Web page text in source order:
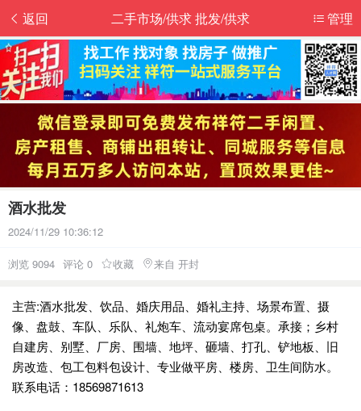
返回 管理
二手市场/供求 批发/供求
酒水批发
2024/11/29 10:36:12
浏览 9094 评论 0 收藏 来自 开封
主营:酒水批发、饮品、婚庆用品、婚礼主持、场景布置、摄
像、盘鼓、车队、乐队、礼炮车、流动宴席包桌。承接；乡村
自建房、别墅、厂房、围墙、地坪、砸墙、打孔、铲地板、旧
房改造、包工包料包设计、专业做平房、楼房、卫生间防水。
联系电话：18569871613